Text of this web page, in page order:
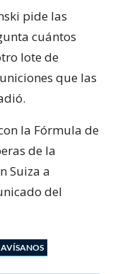
pide las
cuántos
lote de
que las
la Fórmula de
de la
Suiza a
del
AVÍSANOS